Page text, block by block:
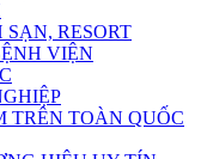
RESORT
VIỆN
TRÊN TOÀN QUỐC